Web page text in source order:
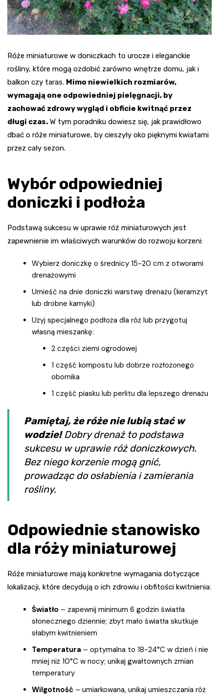
Róże miniaturowe w doniczkach to urocze i eleganckie
rośliny, które mogą ozdobić zarówno wnętrze domu, jak i
balkon czy taras. Mimo niewielkich rozmiarów,
wymagają one odpowiedniej pielęgnacji, by
zachować zdrowy wygląd i obficie kwitnąć przez
długi czas. W tym poradniku dowiesz się, jak prawidłowo
dbać o róże miniaturowe, by cieszyły oko pięknymi kwiatami
przez cały sezon.
Wybór odpowiedniej
doniczki i podłoża
Podstawą sukcesu w uprawie róż miniaturowych jest
zapewnienie im właściwych warunków do rozwoju korzeni:
Wybierz doniczkę o średnicy 15-20 cm z otworami
drenażowymi
Umieść na dnie doniczki warstwę drenażu (keramzyt
lub drobne kamyki)
Użyj specjalnego podłoża dla róż lub przygotuj
własną mieszankę:
2 części ziemi ogrodowej
1 część kompostu lub dobrze rozłożonego
obornika
1 część piasku lub perlitu dla lepszego drenażu
Pamiętaj, że róże nie lubią stać w
wodzie!Dobry drenaż to podstawa
sukcesu w uprawie róż doniczkowych.
Bez niego korzenie mogą gnić,
prowadząc do osłabienia i zamierania
rośliny.
Odpowiednie stanowisko
dla róży miniaturowej
Róże miniaturowe mają konkretne wymagania dotyczące
lokalizacji, które decydują o ich zdrowiu i obfitości kwitnienia:
Światło – zapewnij minimum 6 godzin światła
słonecznego dziennie; zbyt mało światła skutkuje
słabym kwitnieniem
Temperatura – optymalna to 18-24°C w dzień i nie
mniej niż 10°C w nocy; unikaj gwałtownych zmian
temperatury
Wilgotność – umiarkowana, unikaj umieszczania róż